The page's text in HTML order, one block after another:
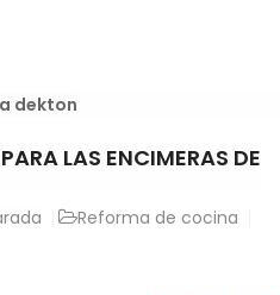
dekton
LAS ENCIMERAS DE
Reforma de cocina